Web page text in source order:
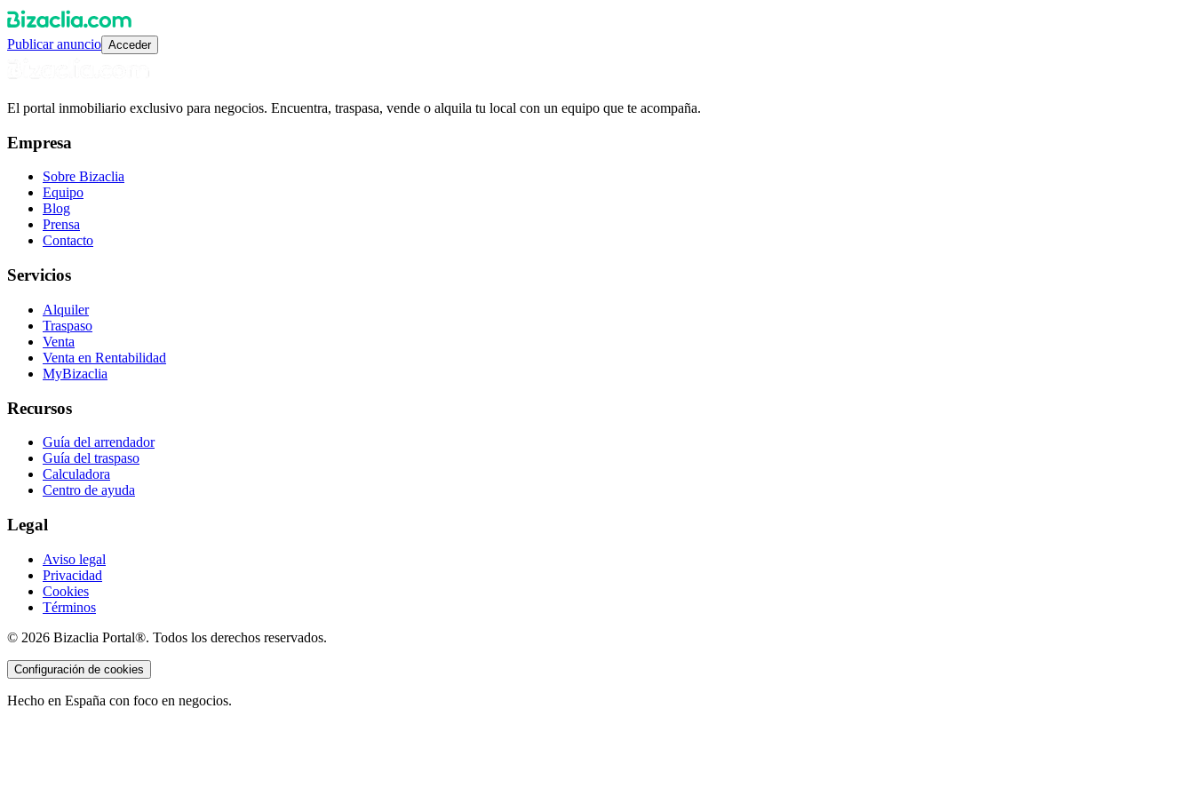
Publicar anuncio Acceder
El portal inmobiliario exclusivo para negocios. Encuentra, traspasa, vende o alquila tu local con un equipo que te acompaña.
Empresa
Sobre Bizaclia
Equipo
Blog
Prensa
Contacto
Servicios
Alquiler
Traspaso
Venta
Venta en Rentabilidad
MyBizaclia
Recursos
Guía del arrendador
Guía del traspaso
Calculadora
Centro de ayuda
Legal
Aviso legal
Privacidad
Cookies
Términos
© 2026 Bizaclia Portal®. Todos los derechos reservados.
Configuración de cookies
Hecho en España con foco en negocios.